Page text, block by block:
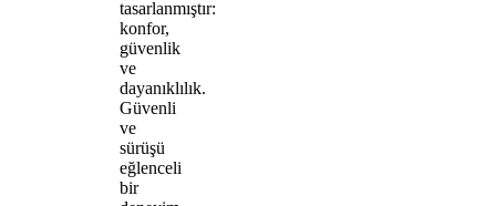
tasarlanmıştır:
konfor,
güvenlik
ve
dayanıklılık.
Güvenli
ve
sürüşü
eğlenceli
bir